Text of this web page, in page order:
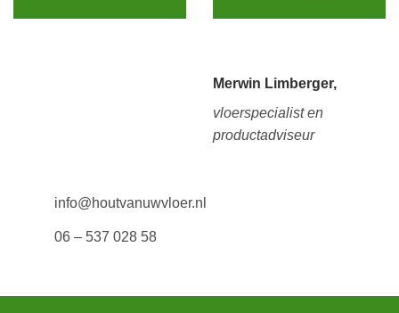
Merwin Limberger,
vloerspecialist en
productadviseur
info@houtvanuwvloer.nl
06 – 537 028 58